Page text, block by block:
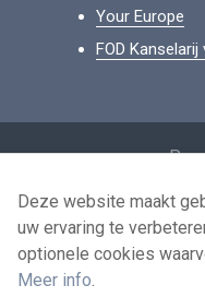
Your Europe
FOD
Deze website maakt
uw ervaring te
optionele cookies
Meer info.